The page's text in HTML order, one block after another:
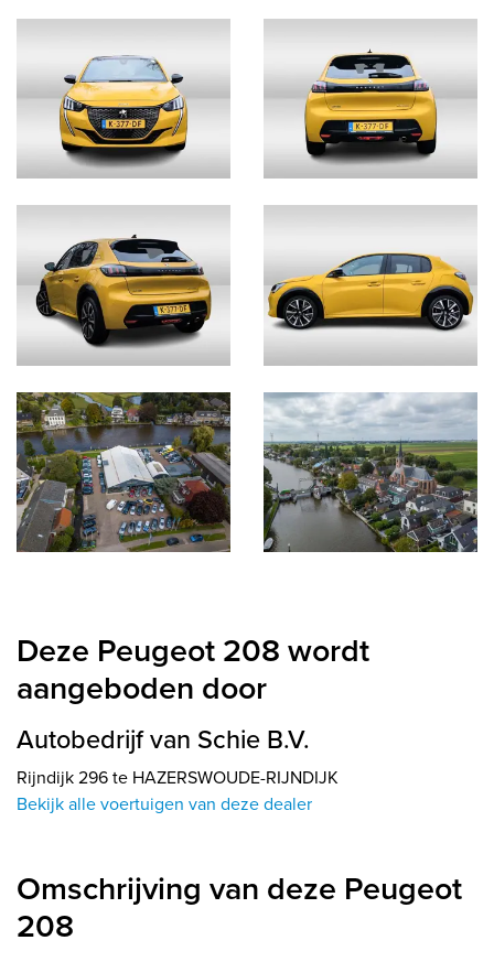
Deze Peugeot 208 wordt
aangeboden door
Autobedrijf van Schie B.V.
Rijndijk 296 te HAZERSWOUDE-RIJNDIJK
Bekijk alle voertuigen van deze dealer
Omschrijving van deze Peugeot
208